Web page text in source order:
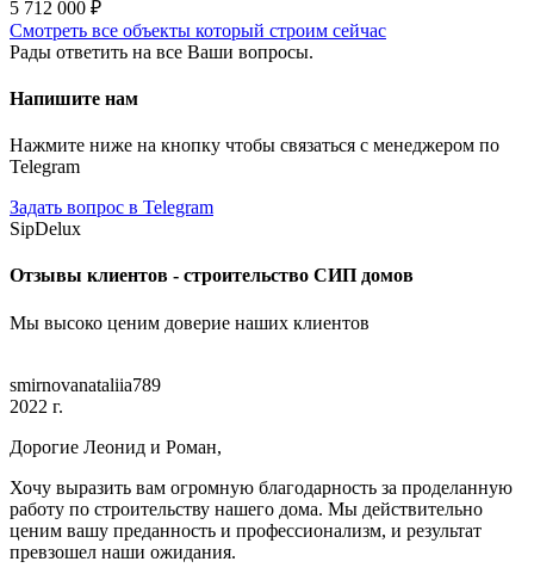
5 712 000 ₽
Смотреть все объекты который строим сейчас
Рады ответить на все Ваши вопросы.
Напишите нам
Нажмите ниже на кнопку чтобы связаться с менеджером по
Telegram
Задать вопрос в Telegram
SipDelux
Отзывы клиентов - строительство СИП домов
Мы высоко ценим доверие наших клиентов
smirnovanataliia789
2022 г.
Дорогие Леонид и Роман,
Хочу выразить вам огромную благодарность за проделанную
работу по строительству нашего дома. Мы действительно
ценим вашу преданность и профессионализм, и результат
превзошел наши ожидания.